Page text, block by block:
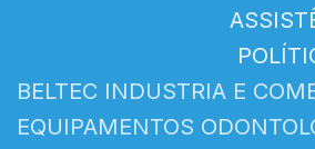
BELTEC INDUSTRIA E
EQUIPAMENTOS